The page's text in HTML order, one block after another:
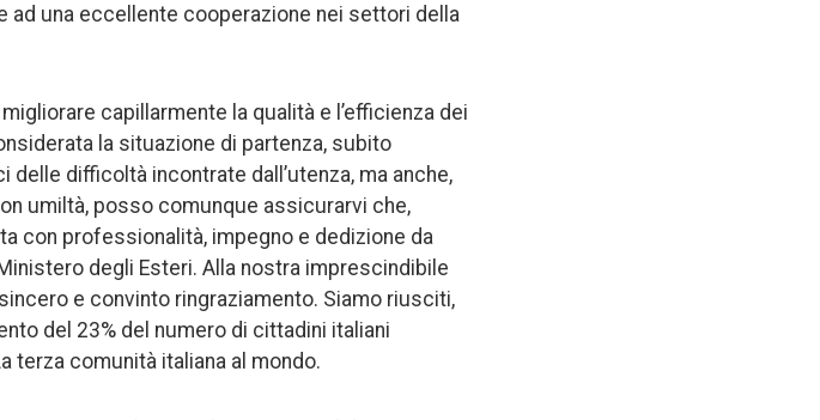
una eccellente cooperazione nei settori della
capillarmente la qualità e l’efficienza dei
la situazione di partenza, subito
difficoltà incontrate dall’utenza, ma anche,
umiltà, posso comunque assicurarvi che,
con professionalità, impegno e dedizione da
degli Esteri. Alla nostra imprescindibile
e convinto ringraziamento. Siamo riusciti,
del 23% del numero di cittadini italiani
terza comunità italiana al mondo.